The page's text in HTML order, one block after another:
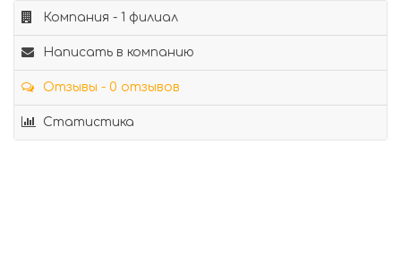
Компания - 1 филиал
Написать в компанию
Отзывы - 0 отзывов
Статистика